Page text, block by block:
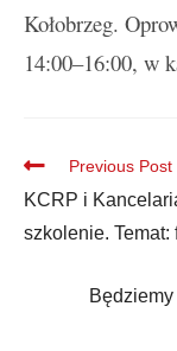
Kołobrzeg.
14:00–16:00, w
Previous Post
KCRP i
szkolenie.